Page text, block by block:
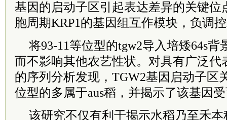
基因的启动子区引起表达差异的关键位
胞周期KRP1的基因组互作模块，负调
将93-11等位型的tgw2导入培矮64s背
而不影响其他农艺性状。对具有广泛代
的序列分析发现，TGW2基因启动子区
位型的多属于aus稻，并揭示了该基因
该研究不仅有利于揭示水稻乃至禾